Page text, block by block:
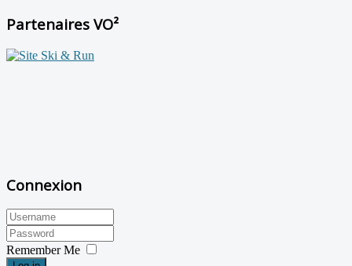
Partenaires VO²
Connexion
Remember Me